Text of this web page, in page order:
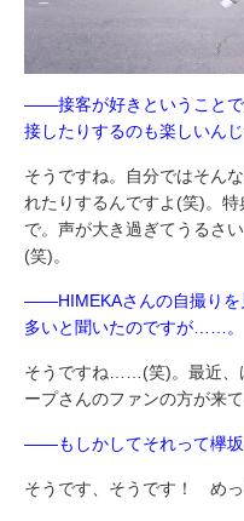
――接客が好きということで
接したりするのも楽しいん
そうですね。自分ではそん
れたりするんですよ(笑)。
で。声が大き過ぎてうるさ
(笑)。
――HIMEKAさんの自撮りを
多いと聞いたのですが……。
そうですね……(笑)。最近、
ープさんのファンの方が来
――もしかしてそれって欅
そうです、そうです！ めっ